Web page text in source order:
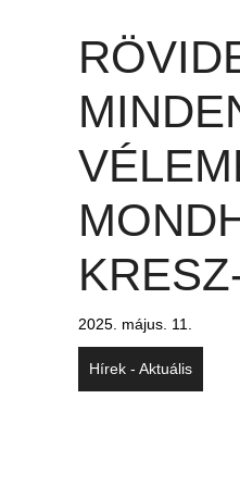
2025. május. 11.
Hírek - Aktuális